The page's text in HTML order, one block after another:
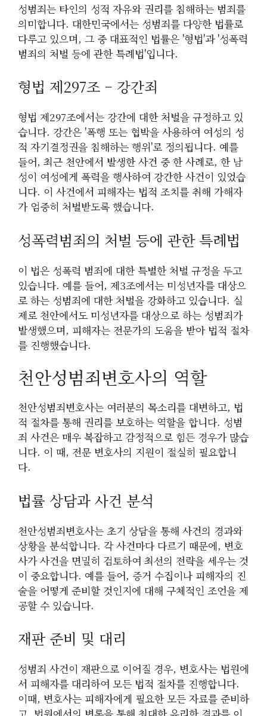
성범죄는 타인의 성적 자유와 권리를 침해하는 범죄를
의미합니다. 대한민국에서는 성범죄를 다양한 법률로
다루고 있으며, 그 중 대표적인 법률은 '형법'과 '성폭력
범죄의 처벌 등에 관한 특례법'입니다.
형법 제297조 – 강간죄
형법 제297조에서는 강간에 대한 처벌을 규정하고 있
습니다. 강간은 '폭행 또는 협박을 사용하여 여성의 성
적 자기결정권을 침해하는 행위'로 정의됩니다. 예를
들어, 최근 천안에서 발생한 사건 중 한 사례로, 한 남
성이 여성에게 폭력을 행사하여 강간한 사건이 있었습
니다. 이 사건에서 피해자는 법적 조치를 취해 가해자
가 엄중히 처벌받도록 했습니다.
성폭력범죄의 처벌 등에 관한 특례법
이 법은 성폭력 범죄에 대한 특별한 처벌 규정을 두고
있습니다. 예를 들어, 제3조에서는 미성년자를 대상으
로 하는 성범죄에 대한 처벌을 강화하고 있습니다. 실
제로 천안에서도 미성년자를 대상으로 하는 성범죄가
발생했으며, 피해자는 전문가의 도움을 받아 법적 절차
를 진행했습니다.
천안성범죄변호사의 역할
천안성범죄변호사는 여러분의 목소리를 대변하고, 법
적 절차를 통해 권리를 보호하는 역할을 합니다. 성범
죄 사건은 매우 복잡하고 감정적으로 힘든 경우가 많습
니다. 이 때, 전문 변호사의 지원이 절실히 필요합니
다.
법률 상담과 사건 분석
천안성범죄변호사는 초기 상담을 통해 사건의 경과와
상황을 분석합니다. 각 사건마다 다르기 때문에, 변호
사가 사건을 면밀히 검토하여 최선의 전략을 세우는 것
이 중요합니다. 예를 들어, 증거 수집이나 피해자의 진
술을 어떻게 준비할 것인지에 대해 구체적인 조언을 제
공할 수 있습니다.
재판 준비 및 대리
성범죄 사건이 재판으로 이어질 경우, 변호사는 법원에
서 피해자를 대리하여 모든 법적 절차를 진행합니다.
이때, 변호사는 피해자에게 필요한 모든 자료를 준비하